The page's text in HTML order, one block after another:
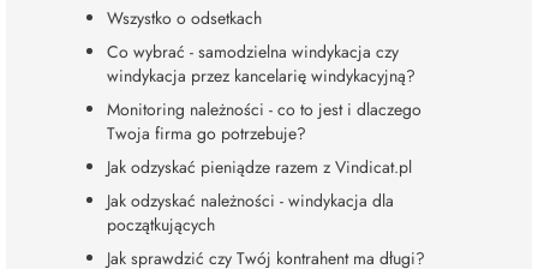
Wszystko o odsetkach
Co wybrać - samodzielna windykacja czy
windykacja przez kancelarię windykacyjną?
Monitoring należności - co to jest i dlaczego
Twoja firma go potrzebuje?
Jak odzyskać pieniądze razem z Vindicat.pl
Jak odzyskać należności - windykacja dla
początkujących
Jak sprawdzić czy Twój kontrahent ma długi?